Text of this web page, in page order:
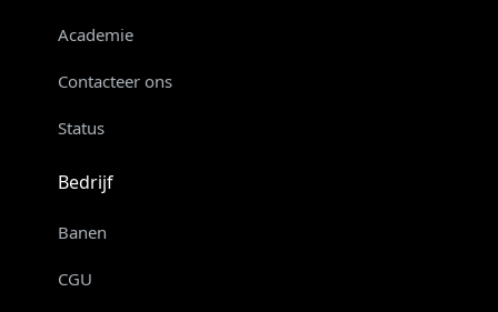
Academie
Contacteer ons
Status
Bedrijf
Banen
CGU